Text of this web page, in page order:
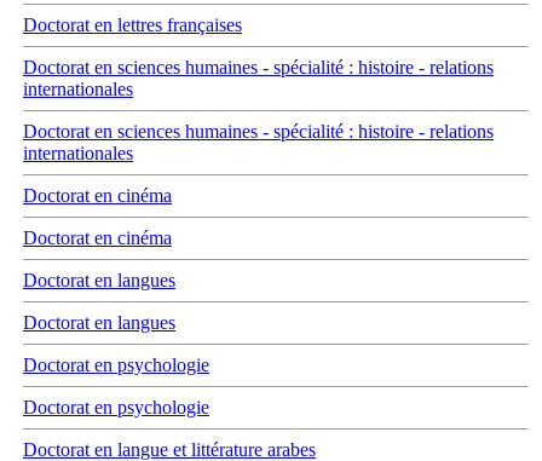
Doctorat en lettres françaises
Doctorat en sciences humaines - spécialité : histoire - relations
internationales
Doctorat en sciences humaines - spécialité : histoire - relations
internationales
Doctorat en cinéma
Doctorat en cinéma
Doctorat en langues
Doctorat en langues
Doctorat en psychologie
Doctorat en psychologie
Doctorat en langue et littérature arabes